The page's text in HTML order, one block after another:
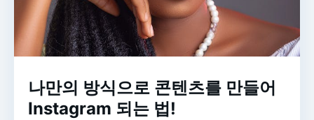
나만의 방식으로 콘텐츠를 만들어
Instagram 되는 법!